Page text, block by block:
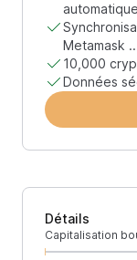
Metamask
10,000
Données
Détails
Capitalisation